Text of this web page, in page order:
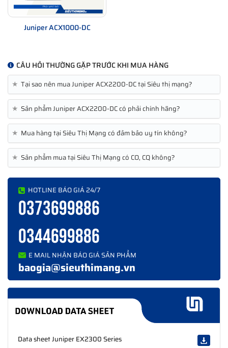
TBR13, GR-1089-CORE, VCCI Class
Interfaces
8 x 10Base-T/100Base-
TX/1000Base-T - RJ-45 ¦ 6 x
1000Base-X - SFP (mini-GBIC) ¦ 2
x 10Gb Ethernet / 1Gb Ethernet -
SFP+
Power
Power Device
Internal power supply
Power
Redundancy
Installed Qty
2 (installed) / 2 (max)
Voltage
DC 24/-48/-60 V
Power
Consumption
Operational
80 Watt
Software / System Requirements
OS Required
JUNOS
Environmental Parameters
Temperature
-40 °F
Juniper ACX1000-DC
CÂU HỎI THƯỜNG GẶP TRƯỚC KHI MUA HÀNG
★ Tại sao nên mua Juniper ACX2200-DC tại Siêu thị mạng?
★ Sản phẩm Juniper ACX2200-DC có phải chính hãng?
★ Mua hàng tại Siêu Thị Mạng có đảm bảo uy tín không?
★ Sản phẩm mua tại Siêu Thị Mạng có CO, CQ không?
HOTLINE BÁO GIÁ 24/7
0373699886
0344699886
E MAIL NHẬN BÁO GIÁ SẢN PHẨM
baogia@sieuthimang.vn
Data sheet Juniper EX2300 Series